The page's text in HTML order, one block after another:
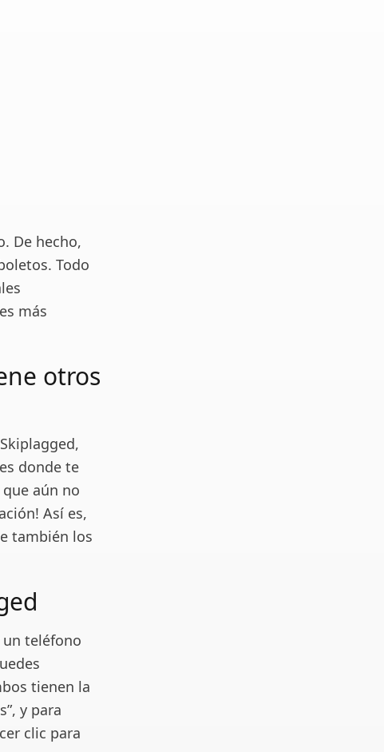
De hecho,
Todo
más
otros
donde te
aún no
Así es,
también los
un teléfono
tienen la
y para
clic para